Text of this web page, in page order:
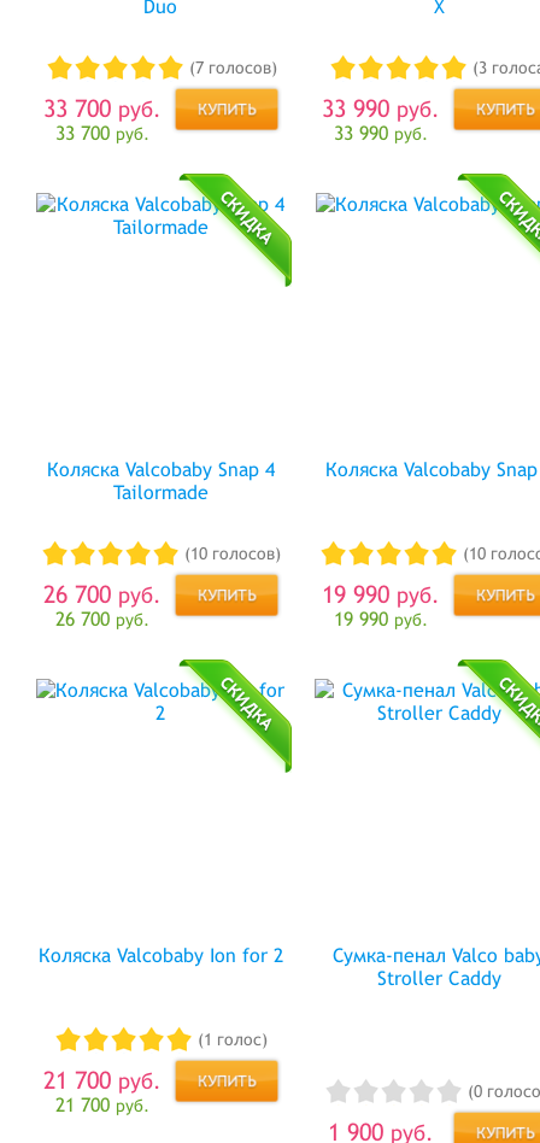
Duo
(7 голосов)
33 700 руб.
33 700 руб.
X
(3
33 990 руб.
33 990 руб.
Коляска Valcobaby Snap 4
Tailormade
(10 голосов)
26 700 руб.
26 700 руб.
Коляска Valcobaby
(10
19 990 руб.
19 990 руб.
Коляска Valcobaby Ion for 2
(1 голос)
21 700 руб.
21 700 руб.
Сумка-пенал Valco
Stroller Caddy
(0
1 900 руб.